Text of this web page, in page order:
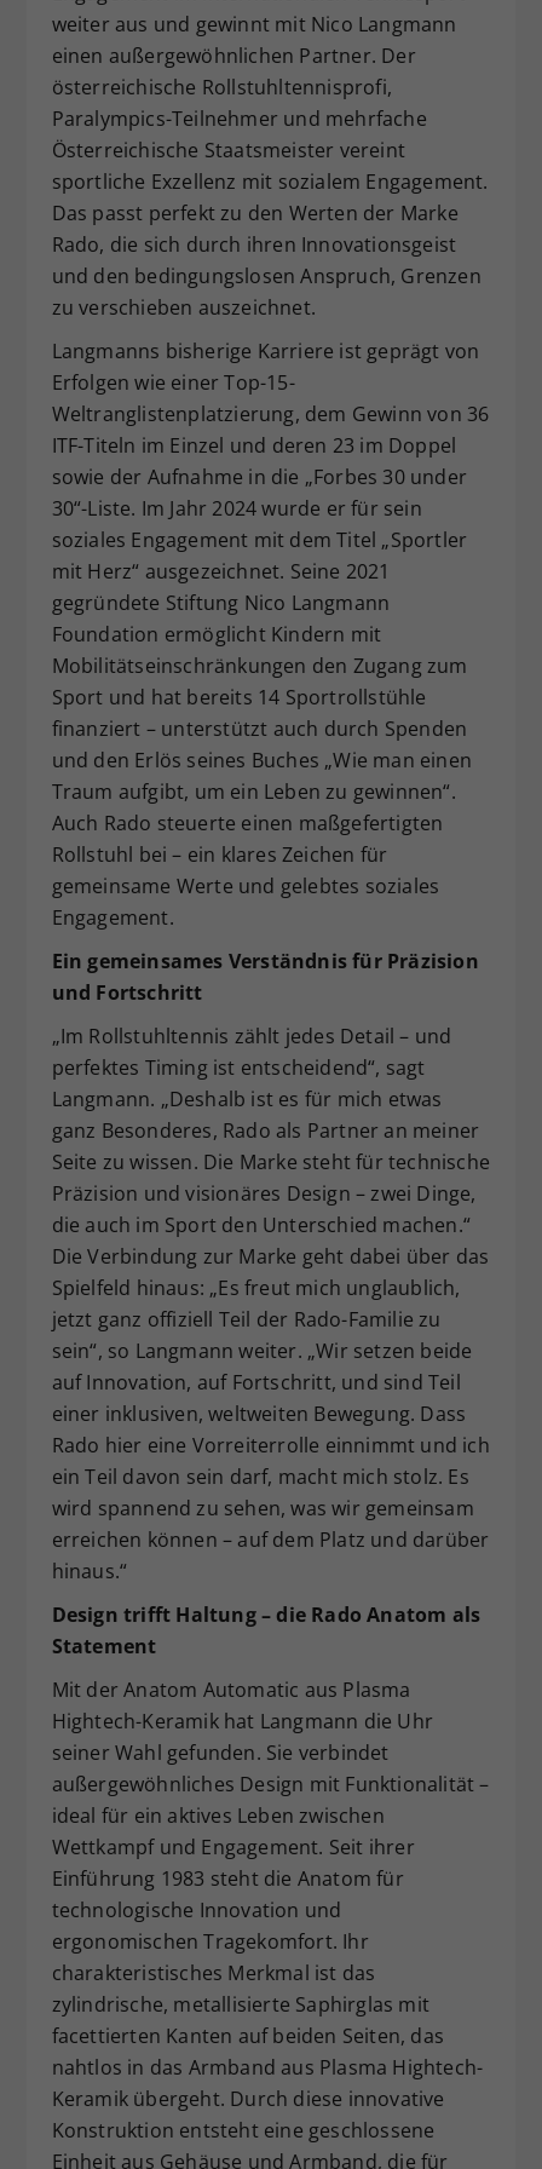
weiter aus und gewinnt mit Nico Langmann
einen außergewöhnlichen Partner. Der
österreichische Rollstuhltennisprofi,
Paralympics-Teilnehmer und mehrfache
Österreichische Staatsmeister vereint
sportliche Exzellenz mit sozialem Engagement.
Das passt perfekt zu den Werten der Marke
Rado, die sich durch ihren Innovationsgeist
und den bedingungslosen Anspruch, Grenzen
zu verschieben auszeichnet.
Langmanns bisherige Karriere ist geprägt von
Erfolgen wie einer Top-15-
Weltranglistenplatzierung, dem Gewinn von 36
ITF-Titeln im Einzel und deren 23 im Doppel
sowie der Aufnahme in die „Forbes 30 under
30“-Liste. Im Jahr 2024 wurde er für sein
soziales Engagement mit dem Titel „Sportler
mit Herz“ ausgezeichnet. Seine 2021
gegründete Stiftung Nico Langmann
Foundation ermöglicht Kindern mit
Mobilitätseinschränkungen den Zugang zum
Sport und hat bereits 14 Sportrollstühle
finanziert – unterstützt auch durch Spenden
und den Erlös seines Buches „Wie man einen
Traum aufgibt, um ein Leben zu gewinnen“.
Auch Rado steuerte einen maßgefertigten
Rollstuhl bei – ein klares Zeichen für
gemeinsame Werte und gelebtes soziales
Engagement.
Ein gemeinsames Verständnis für Präzision
und Fortschritt
„Im Rollstuhltennis zählt jedes Detail – und
perfektes Timing ist entscheidend“, sagt
Langmann. „Deshalb ist es für mich etwas
ganz Besonderes, Rado als Partner an meiner
Seite zu wissen. Die Marke steht für technische
Präzision und visionäres Design – zwei Dinge,
die auch im Sport den Unterschied machen.“
Die Verbindung zur Marke geht dabei über das
Spielfeld hinaus: „Es freut mich unglaublich,
jetzt ganz offiziell Teil der Rado-Familie zu
sein“, so Langmann weiter. „Wir setzen beide
auf Innovation, auf Fortschritt, und sind Teil
einer inklusiven, weltweiten Bewegung. Dass
Rado hier eine Vorreiterrolle einnimmt und ich
ein Teil davon sein darf, macht mich stolz. Es
wird spannend zu sehen, was wir gemeinsam
erreichen können – auf dem Platz und darüber
hinaus.“
Design trifft Haltung – die Rado Anatom als
Statement
Mit der Anatom Automatic aus Plasma
Hightech-Keramik hat Langmann die Uhr
seiner Wahl gefunden. Sie verbindet
außergewöhnliches Design mit Funktionalität –
ideal für ein aktives Leben zwischen
Wettkampf und Engagement. Seit ihrer
Einführung 1983 steht die Anatom für
technologische Innovation und
ergonomischen Tragekomfort. Ihr
charakteristisches Merkmal ist das
zylindrische, metallisierte Saphirglas mit
facettierten Kanten auf beiden Seiten, das
nahtlos in das Armband aus Plasma Hightech-
Keramik übergeht. Durch diese innovative
Konstruktion entsteht eine geschlossene
Einheit aus Gehäuse und Armband, die für
Zweck
Dieser Wert speichert Ihre Consent-
Einstellungen. Unter anderem eine
zufällig generierte ID, für die
historische Speicherung Ihrer
Webseiten-Betreiber dies eingestellt
hat.